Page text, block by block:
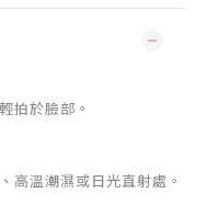
拍於臉部。
高溫潮濕或日光直射處。